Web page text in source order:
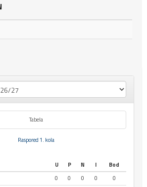
Tabela
Raspored 1. kola
U P N I
Bod
0 0 0 0
0